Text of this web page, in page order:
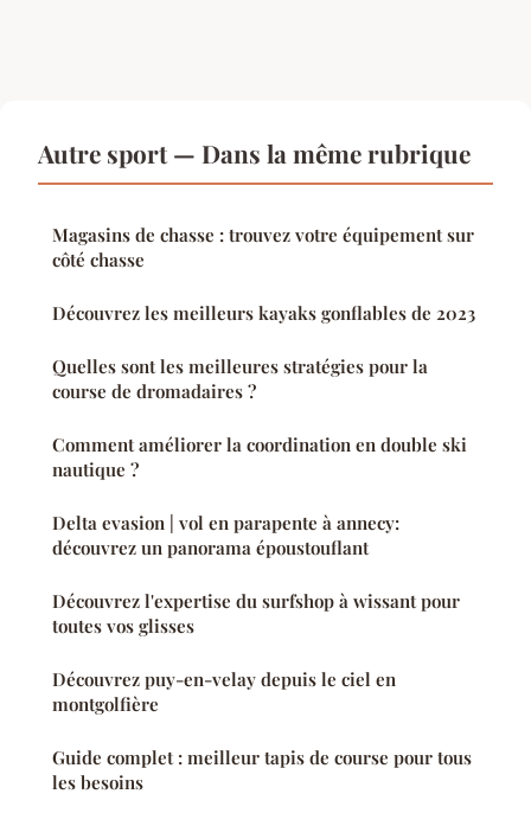
Autre sport — Dans la même rubrique
Magasins de chasse : trouvez votre équipement sur
côté chasse
Découvrez les meilleurs kayaks gonflables de 2023
Quelles sont les meilleures stratégies pour la
course de dromadaires ?
Comment améliorer la coordination en double ski
nautique ?
Delta evasion | vol en parapente à annecy:
découvrez un panorama époustouflant
Découvrez l'expertise du surfshop à wissant pour
toutes vos glisses
Découvrez puy-en-velay depuis le ciel en
montgolfière
Guide complet : meilleur tapis de course pour tous
les besoins